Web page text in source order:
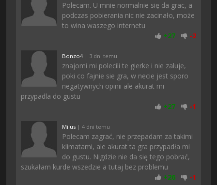
Polecam. U mnie normalnie się da grac, a
podczas pobierania nic nie zacinało, może
to wina waszego internetu
+27 -2
Bonzo4| 3 dni temu
znajomi mi polecili te gierke i nie zaluje,
poki co fajnie sie gra, w necie jest sporo
negatywnych opinii ale akurat mi
przypadla do gustu
+27 -1
Milus | 4 dni temu
Polecam zagrać, nie przepadam za takimi
klimatami, ale akurat ta gra przypadła mi
do gustu. Nigdzie nie da się tego pobrać,
szukałam kurde wszedzie a tutaj bez problemu
+26 -1